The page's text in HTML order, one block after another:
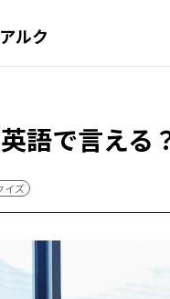
ルク
語で言え
イズ